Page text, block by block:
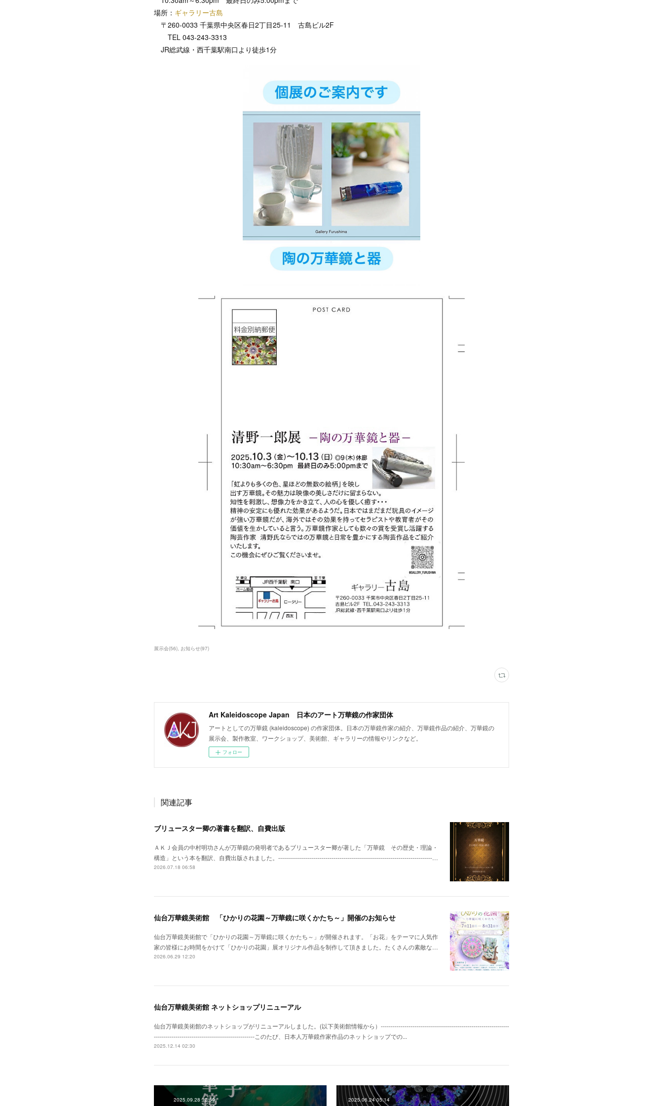
場所： ギャラリー古島
〒260-0033 千葉県中央区春日2丁目25-11 古島ビル2F
TEL 043-243-3313
JR総武線・西千葉駅南口より徒歩1分
展示会(56) お知らせ(97)
Art Kaleidoscope Japan 日本のアート万華鏡の作家団体
アートとしての万華鏡 (kaleidoscope) の作家団体。日本の万華鏡作家の紹介、万華鏡作品の紹介、万華鏡の
展示会、製作教室、ワークショップ、美術館、ギャラリーの情報やリンクなど。
フォロー
関連記事
ブリュースター卿の著書を翻訳、自費出版
ＡＫＪ会員の中村明功さんが万華鏡の発明者であるブリュースター卿が著した「万華鏡 その歴史・理論・
構造」という本を翻訳、自費出版されました。------------------------------------------------------------------------------…
2026.07.18 06:58
仙台万華鏡美術館 「ひかりの花園～万華鏡に咲くかたち～」開催のお知らせ
仙台万華鏡美術館で「ひかりの花園～万華鏡に咲くかたち～」が開催されます。「お花」をテーマに人気作
家の皆様にお時間をかけて「ひかりの花園」展オリジナル作品を制作して頂きました。たくさんの素敵な…
2026.06.29 12:20
仙台万華鏡美術館 ネットショップリニューアル
仙台万華鏡美術館のネットショップがリニューアルしました。(以下美術館情報から）-----------------------------------------------------------------
---------------------------------------------------このたび、日本人万華鏡作家作品のネットショップでの...
2025.12.14 02:30
2025.09.28 12:59 2025.06.24 05:14